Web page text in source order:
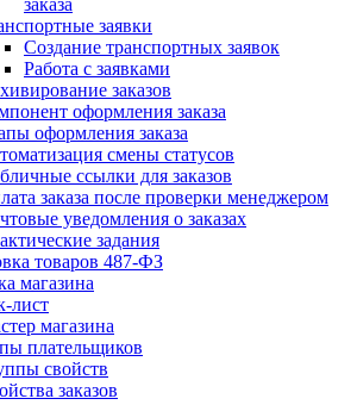
заказа
заявки
Создание транспортных заявок
Работа с заявками
заказов
оформления заказа
оформления заказа
смены статусов
ссылки для заказов
заказа после проверки менеджером
уведомления о заказах
задания
товаров 487-ФЗ
магазина
лист
магазина
плательщиков
свойств
заказов